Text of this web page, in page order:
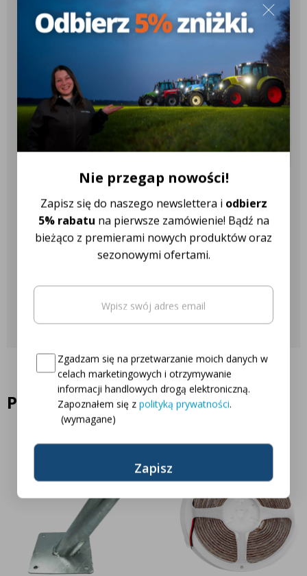
✔️ Ponad 10.000 różnych konfiguracji
✔️ Ponad 2.600 różnych modeli
ciągników
✔️ Ponad 18 różnych marek
Nasza obsługa klienta jest do
Twojej dyspozycji!
Najczęściej zadawane pytania
Skontaktuj się z nami
Podobne produkty
Nie przegap nowości!
Zapisz się do naszego newslettera i odbierz
5% rabatu na pierwsze zamówienie! Bądź na
bieżąco z premierami nowych produktów oraz
sezonowymi ofertami.
Email
Consent (wymagane)
Zgadzam się na przetwarzanie moich danych w
celach marketingowych i otrzymywanie
informacji handlowych drogą elektroniczną.
Zapoznałem się z polityką prywatności.
(wymagane)
Oto Twój kod zniżkowy na